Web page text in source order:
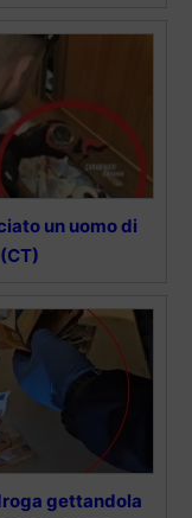
un uomo di
gettandola